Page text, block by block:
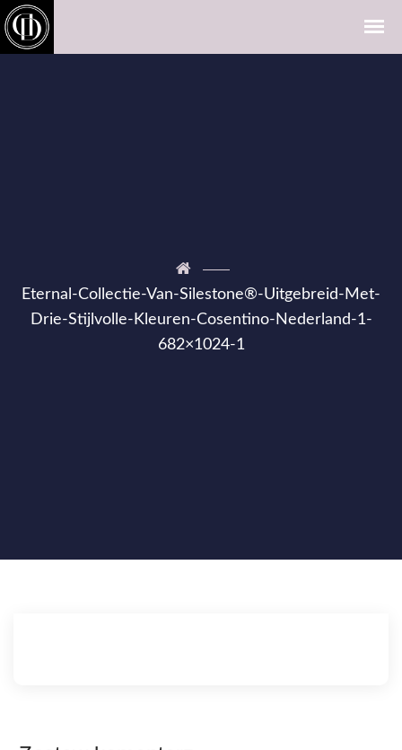
Eternal-Collectie-Van-Silestone®-Uitgebreid-Met-
Drie-Stijlvolle-Kleuren-Cosentino-Nederland-1-
682×1024-1